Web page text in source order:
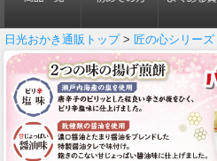
日光おかき通販トップ> 匠の心シリーズ